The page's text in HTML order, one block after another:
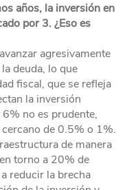
años, la inversión en
por 3. ¿Eso es
agresivamente
deuda, lo que
fiscal, que se refleja
la inversión
no es prudente,
de 0.5% o 1%.
de manera
torno a 20% de
reducir la brecha